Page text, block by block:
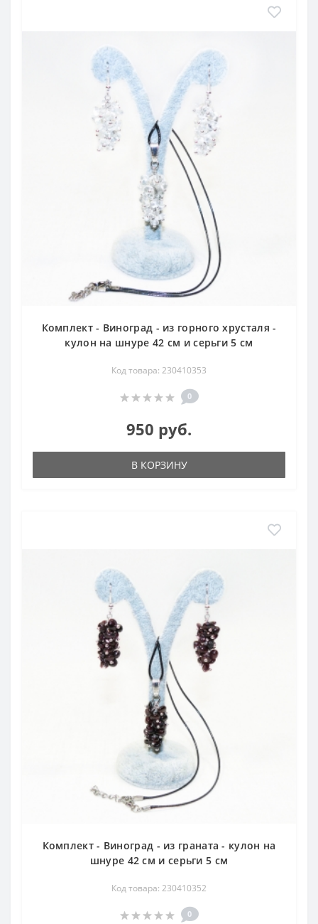
Комплект - Виноград - из горного хрусталя -
кулон на шнуре 42 см и серьги 5 см
Код товара: 230410353
0
950 руб.
В КОРЗИНУ
Комплект - Виноград - из граната - кулон на
шнуре 42 см и серьги 5 см
Код товара: 230410352
0